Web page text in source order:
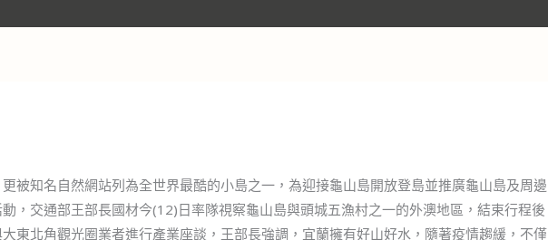
被知名自然網站列為全世界最酷的小島之一，為迎接龜山島開放登島並推廣龜山島及周邊
，交通部王部長國材今(12)日率隊視察龜山島與頭城五漁村之一的外澳地區，結束行程後
東北角觀光圈業者進行產業座談，王部長強調，宜蘭擁有好山好水，隨著疫情趨緩，不僅